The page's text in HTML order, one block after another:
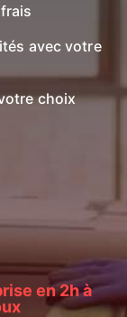
avec votre
choix
en 2h à